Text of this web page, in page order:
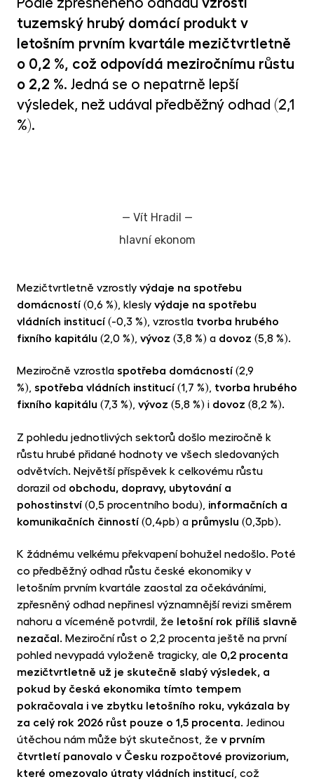
Podle zpřesněného odhadu vzrostl
tuzemský hrubý domácí produkt v
letošním prvním kvartále mezičtvrtletně
o 0,2 %, což odpovídá meziročnímu růstu
o 2,2 %. Jedná se o nepatrně lepší
výsledek, než udával předběžný odhad (2,1
%).
— Vít Hradil —
hlavní ekonom
Mezičtvrtletně vzrostly výdaje na spotřebu
domácností (0,6 %), klesly výdaje na spotřebu
vládních institucí (-0,3 %), vzrostla tvorba hrubého
fixního kapitálu (2,0 %), vývoz (3,8 %) a dovoz (5,8 %).
Meziročně vzrostla spotřeba domácností (2,9
%), spotřeba vládních institucí (1,7 %), tvorba hrubého
fixního kapitálu (7,3 %), vývoz (5,8 %) i dovoz (8,2 %).
Z pohledu jednotlivých sektorů došlo meziročně k
růstu hrubé přidané hodnoty ve všech sledovaných
odvětvích. Největší příspěvek k celkovému růstu
dorazil od obchodu, dopravy, ubytování a
pohostinství (0,5 procentního bodu), informačních a
komunikačních činností (0,4pb) a průmyslu (0,3pb).
K žádnému velkému překvapení bohužel nedošlo. Poté
co předběžný odhad růstu české ekonomiky v
letošním prvním kvartále zaostal za očekáváními,
zpřesněný odhad nepřinesl významnější revizi směrem
nahoru a víceméně potvrdil, že
letošní rok příliš slavně
nezačal . Meziroční růst o 2,2 procenta ještě na první
pohled nevypadá vyloženě tragicky, ale 0,2 procenta
mezičtvrtletně už je skutečně slabý výsledek, a
pokud by česká ekonomika tímto tempem
pokračovala i ve zbytku letošního roku, vykázala by
za celý rok 2026 růst pouze o 1,5 procenta. Jedinou
útěchou nám může být skutečnost, že v prvním
čtvrtletí panovalo v Česku rozpočtové provizorium,
které omezovalo útraty vládních institucí, což